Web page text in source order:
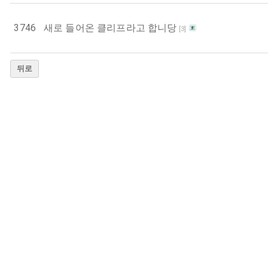
3746 새로 들어온 클리프라고 합니당 [3]
뒤로